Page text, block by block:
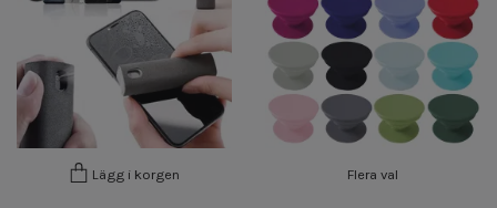
Lägg i korgen Flera val